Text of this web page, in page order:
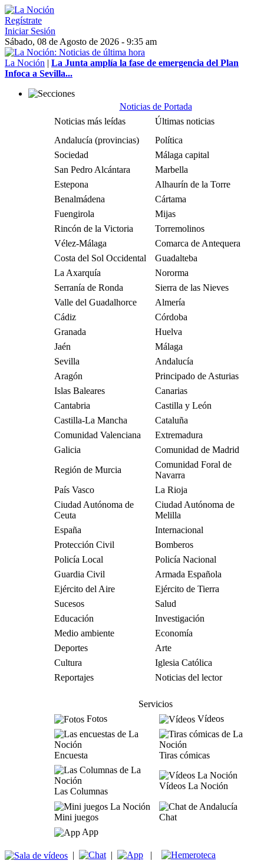
Regístrate
Iniciar Sesión
Sábado, 08 de Agosto de 2026 - 9:35 am
La Noción | La Junta amplía la fase de emergencia del Plan
Infoca a Sevilla...
Noticias de Portada
Noticias más leídas
Últimas noticias
Andalucía (provincias)
Política
Sociedad
Málaga capital
San Pedro Alcántara
Marbella
Estepona
Alhaurín de la Torre
Benalmádena
Cártama
Fuengirola
Mijas
Rincón de la Victoria
Torremolinos
Vélez-Málaga
Comarca de Antequera
Costa del Sol Occidental
Guadalteba
La Axarquía
Nororma
Serranía de Ronda
Sierra de las Nieves
Valle del Guadalhorce
Almería
Cádiz
Córdoba
Granada
Huelva
Jaén
Málaga
Sevilla
Andalucía
Aragón
Principado de Asturias
Islas Baleares
Canarias
Cantabria
Castilla y León
Castilla-La Mancha
Cataluña
Comunidad Valenciana
Extremadura
Galicia
Comunidad de Madrid
Región de Murcia
Comunidad Foral de
Navarra
País Vasco
La Rioja
Ciudad Autónoma de
Ceuta
Ciudad Autónoma de
Melilla
España
Internacional
Protección Civil
Bomberos
Policía Local
Policía Nacional
Guardia Civil
Armada Española
Ejército del Aire
Ejército de Tierra
Sucesos
Salud
Educación
Investigación
Medio ambiente
Economía
Deportes
Arte
Cultura
Iglesia Católica
Reportajes
Noticias del lector
Servicios
Fotos
Vídeos
Encuesta Tiras cómicas
Las Columnas
Vídeos La Noción
Mini juegos
Chat
App
| | |